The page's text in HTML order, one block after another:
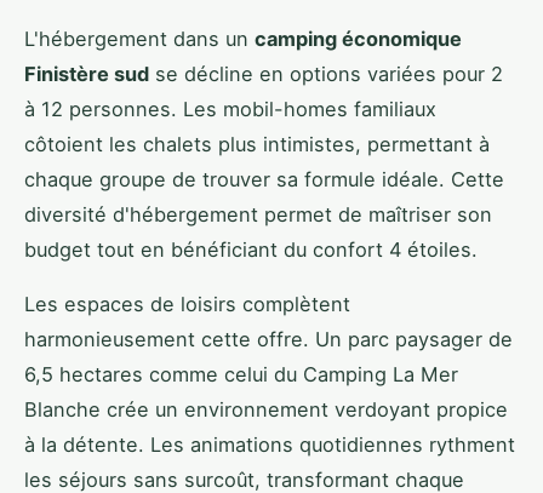
L'hébergement dans un camping économique
Finistère sud se décline en options variées pour 2
à 12 personnes. Les mobil-homes familiaux
côtoient les chalets plus intimistes, permettant à
chaque groupe de trouver sa formule idéale. Cette
diversité d'hébergement permet de maîtriser son
budget tout en bénéficiant du confort 4 étoiles.
Les espaces de loisirs complètent
harmonieusement cette offre. Un parc paysager de
6,5 hectares comme celui du Camping La Mer
Blanche crée un environnement verdoyant propice
à la détente. Les animations quotidiennes rythment
les séjours sans surcoût, transformant chaque